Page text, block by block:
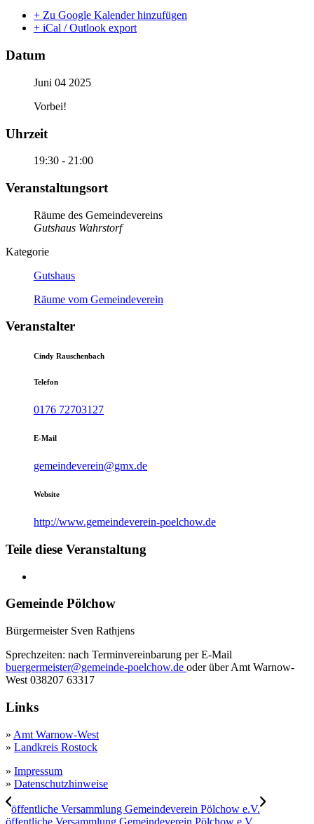
+ Zu Google Kalender hinzufügen
+ iCal / Outlook export
Datum
Juni 04 2025
Vorbei!
Uhrzeit
19:30 - 21:00
Veranstaltungsort
Räume des Gemeindevereins
Gutshaus Wahrstorf
Kategorie
Gutshaus
Räume vom Gemeindeverein
Veranstalter
Cindy Rauschenbach
Telefon
0176 72703127
E-Mail
gemeindeverein@gmx.de
Website
http://www.gemeindeverein-poelchow.de
Teile diese Veranstaltung
Gemeinde Pölchow
Bürgermeister Sven Rathjens
Sprechzeiten: nach Terminvereinbarung per E-Mail
buergermeister@gemeinde-poelchow.de oder über Amt Warnow-
West 038207 63317
Links
» Amt Warnow-West
» Landkreis Rostock
» Impressum
» Datenschutzhinweise
öffentliche Versammlung Gemeindeverein Pölchow e.V.
öffentliche Versammlung Gemeindeverein Pölchow e.V.